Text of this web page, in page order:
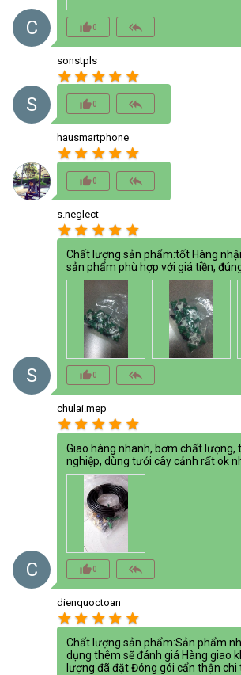
C thumb_up_alt0 reply_all
S
sonstpls
star star star star star
thumb_up_alt0 reply_all
hausmartphone
star star star star star
thumb_up_alt0 reply_all
S
s.neglect
star star star star star
Chất lượng sản phẩm:tốt Hàng
sản phẩm phù hợp với giá tiền,
thumb_up_alt0 reply_all
C
chulai.mep
star star star star star
Giao hàng nhanh, bơm chất lượng,
nghiệp, dùng tưới cây cảnh rất ok
thumb_up_alt0 reply_all
dienquoctoan
star star star star star
Chất lượng sản phẩm:Sản phẩm
dụng thêm sẽ đánh giá Hàng giao
lượng đã đặt Đóng gói cẩn thận chi